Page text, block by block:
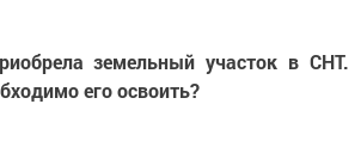
земельный участок в СНТ.
его освоить?